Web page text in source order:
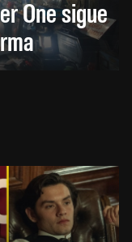
One sigue